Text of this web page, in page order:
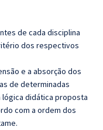
de cada disciplina
dos respectivos
e a absorção dos
de determinadas
lógica didática proposta
com a ordem dos